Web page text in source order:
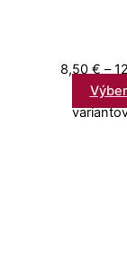
8,50 € –